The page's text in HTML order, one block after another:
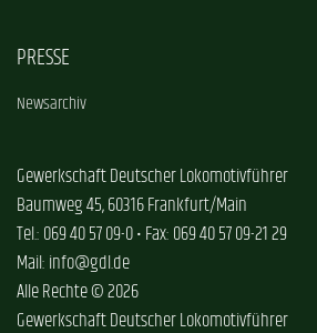
PRESSE
Newsarchiv
Gewerkschaft Deutscher Lokomotivführer
Baumweg 45, 60316 Frankfurt/Main
Tel.: 069 40 57 09-0 • Fax: 069 40 57 09-21 29
Mail: info@gdl.de
Alle Rechte © 2026
Gewerkschaft Deutscher Lokomotivführer